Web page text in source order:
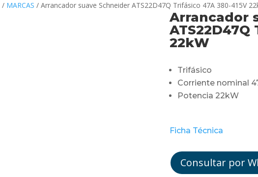
/ MARCAS / Arrancador suave Schneider ATS22D47Q Trifásico 47A 380-415V
Arrancador
ATS22D47Q
22kW
Trifásico
Corriente nominal
Potencia 22kW
Ficha Técnica
Consultar por